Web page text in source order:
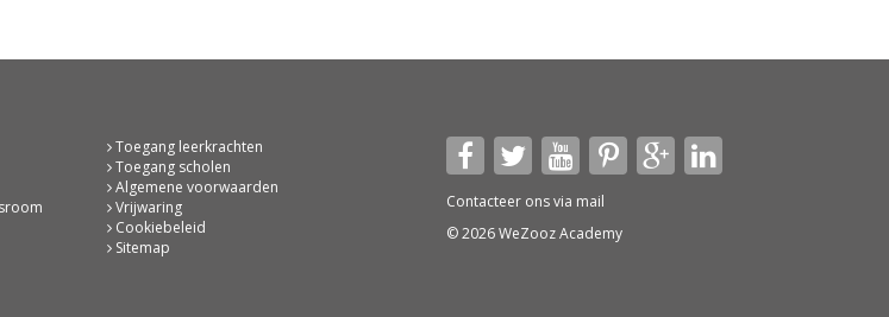
Toegang leerkrachten
Toegang scholen
Algemene voorwaarden
Vrijwaring
Cookiebeleid
Sitemap
Contacteer ons via mail
© 2026 WeZooz Academy